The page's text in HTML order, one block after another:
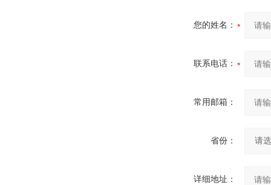
您的姓名：
联系电话：
常用邮箱：
省份：
详细地址：